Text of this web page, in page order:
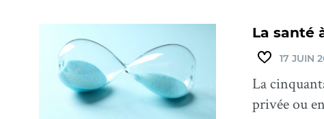
La santé
17 JUIN
La
privée ou